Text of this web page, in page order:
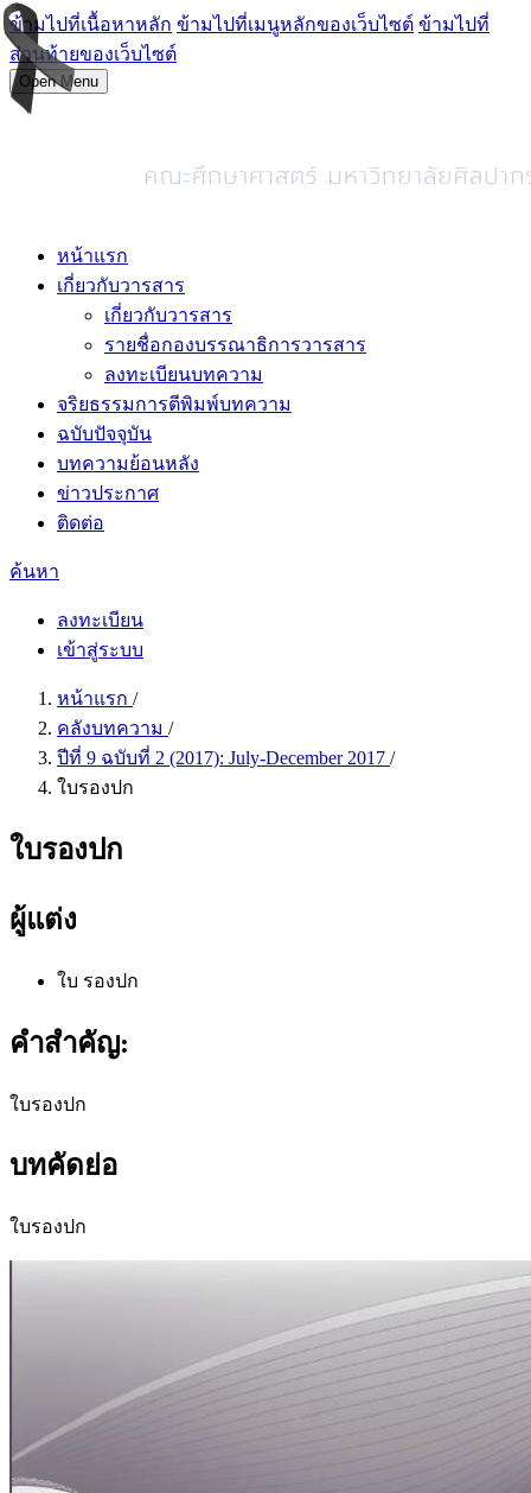
ข้ามไปที่เนื้อหาหลัก ข้ามไปที่เมนูหลักของเว็บไซต์ ข้ามไปที่
ส่วนท้ายของเว็บไซต์
Open Menu
หน้าแรก
เกี่ยวกับวารสาร
เกี่ยวกับวารสาร
รายชื่อกองบรรณาธิการวารสาร
ลงทะเบียนบทความ
จริยธรรมการตีพิมพ์บทความ
ฉบับปัจจุบัน
บทความย้อนหลัง
ข่าวประกาศ
ติดต่อ
ค้นหา
ลงทะเบียน
เข้าสู่ระบบ
หน้าแรก /
คลังบทความ /
ปีที่ 9 ฉบับที่ 2 (2017): July-December 2017 /
ใบรองปก
ใบรองปก
ผู้แต่ง
ใบ รองปก
คำสำคัญ:
ใบรองปก
บทคัดย่อ
ใบรองปก